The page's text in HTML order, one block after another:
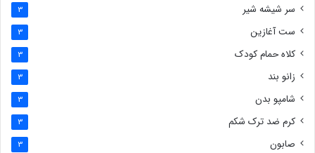
سر شیشه شیر 3
ست آغازین 3
کلاه حمام کودک 3
زانو بند 3
شامپو بدن 3
کرم ضد ترک شکم 3
صابون 3